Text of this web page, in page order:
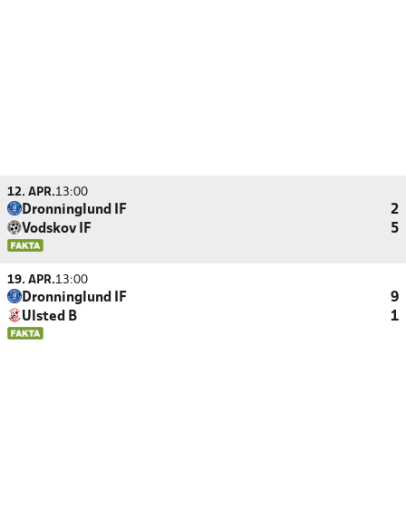
12. APR.13:00
Dronninglund IF
2
Vodskov IF
5
19. APR.13:00
Dronninglund IF
9
Ulsted B
1